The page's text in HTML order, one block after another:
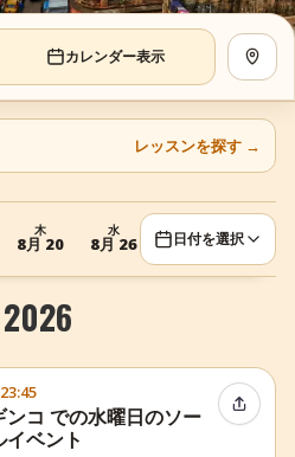
カレンダー表示 地図
レッスンを探す →
木
8月 20
水
8月 26 日付を選択
ンコ での水曜日のソー
イベント
イベン